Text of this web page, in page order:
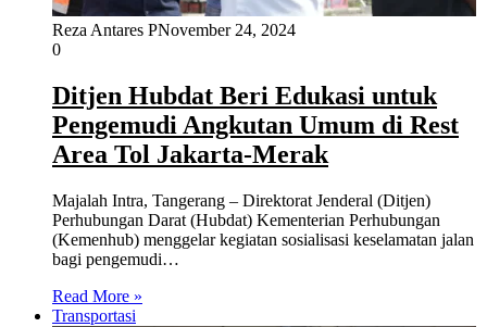
Reza Antares PNovember 24, 2024
0
Ditjen Hubdat Beri Edukasi untuk
Pengemudi Angkutan Umum di Rest
Area Tol Jakarta-Merak
Majalah Intra, Tangerang – Direktorat Jenderal (Ditjen)
Perhubungan Darat (Hubdat) Kementerian Perhubungan
(Kemenhub) menggelar kegiatan sosialisasi keselamatan jalan
bagi pengemudi…
Read More »
Transportasi